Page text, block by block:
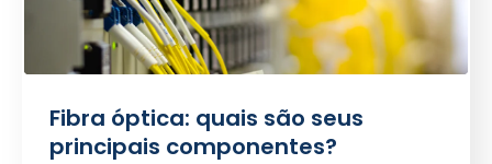
Fibra óptica: quais são seus
principais componentes?